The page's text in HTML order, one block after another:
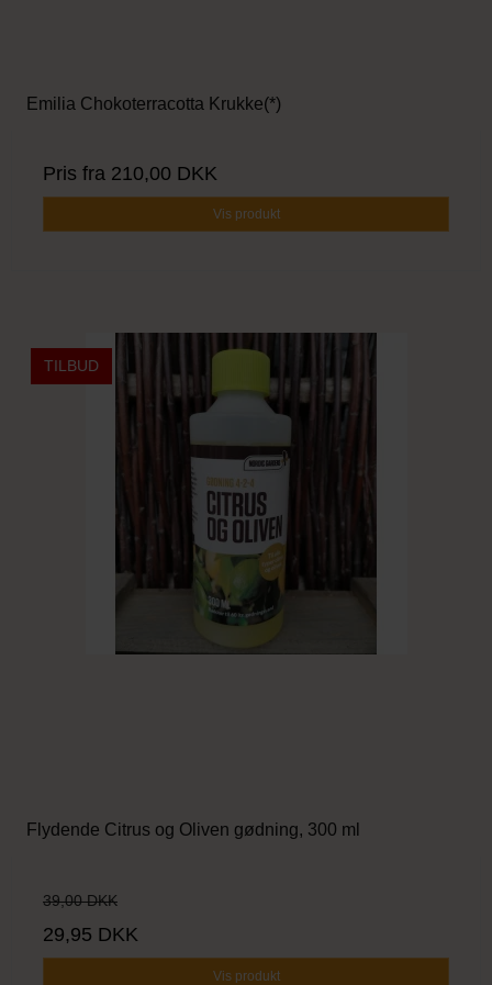
Emilia Chokoterracotta Krukke(*)
Pris fra 210,00 DKK
Vis produkt
TILBUD
Flydende Citrus og Oliven gødning, 300 ml
39,00 DKK
29,95 DKK
Vis produkt